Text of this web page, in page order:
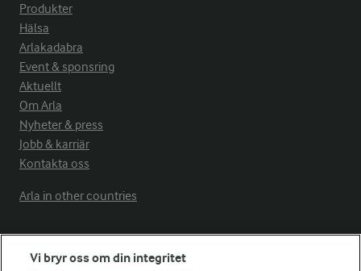
Produkter
Hälsa
Arlakadabra
Event & sponsring
Aktuellt
Om Arla
Nyheter & press
Jobb & karriär
Kontakta oss
Arla in other countries
Fler Arlasajter
Vi bryr oss om din integritet